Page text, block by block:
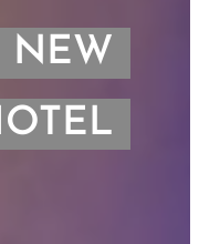
NEW